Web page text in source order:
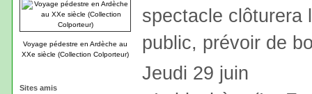
Voyage pédestre en Ardèche au
XXe siècle (Collection Colporteur)
Sites amis
spectacle clôturera
public, prévoir de
Jeudi 29 juin